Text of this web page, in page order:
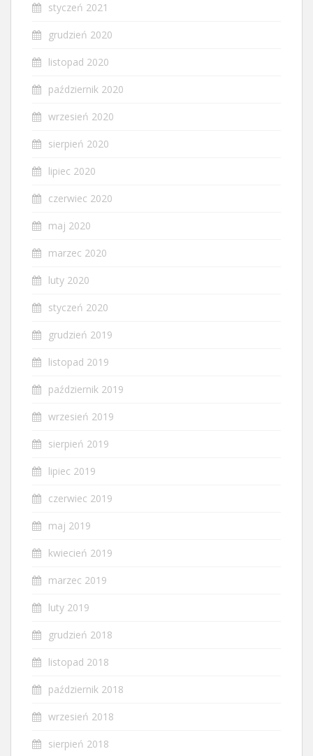
styczeń 2021
grudzień 2020
listopad 2020
październik 2020
wrzesień 2020
sierpień 2020
lipiec 2020
czerwiec 2020
maj 2020
marzec 2020
luty 2020
styczeń 2020
grudzień 2019
listopad 2019
październik 2019
wrzesień 2019
sierpień 2019
lipiec 2019
czerwiec 2019
maj 2019
kwiecień 2019
marzec 2019
luty 2019
grudzień 2018
listopad 2018
październik 2018
wrzesień 2018
sierpień 2018